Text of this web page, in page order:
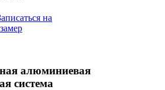
на
алюминиевая
система